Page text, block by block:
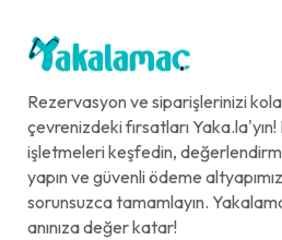
Rezervasyon ve siparişlerinizi
çevrenizdeki fırsatları
işletmeleri keşfedin,
yapın ve güvenli ödeme
sorunsuzca tamamlayın.
anınıza değer katar!